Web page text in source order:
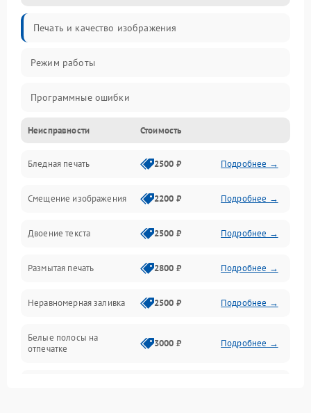
Печать и качество изображения
Режим работы
Программные ошибки
Картриджи и расходники
Сканер и копирование
Механика и узлы
Программные сбои
Подключение и интерфейсы
Дисплей и органы управления
Изображение
Неисправности Стоимость
Бледная печать 2500 ₽ Подробнее →
Смещение изображения 2200 ₽ Подробнее →
Двоение текста 2500 ₽ Подробнее →
Размытая печать 2800 ₽ Подробнее →
Неравномерная заливка 2500 ₽ Подробнее →
Белые полосы на
отпечатке
3000 ₽ Подробнее →